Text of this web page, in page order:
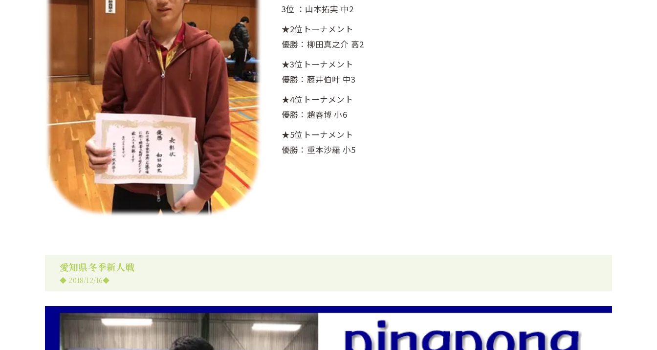
3位 ：山本拓実 中2
★2位トーナメント
優勝：柳田真之介 高2
★3位トーナメント
優勝：藤井伯叶 中3
★4位トーナメント
優勝：趙春博 小6
★5位トーナメント
優勝：重本沙羅 小5
愛知県冬季新人戦
◆ 2018/12/16◆